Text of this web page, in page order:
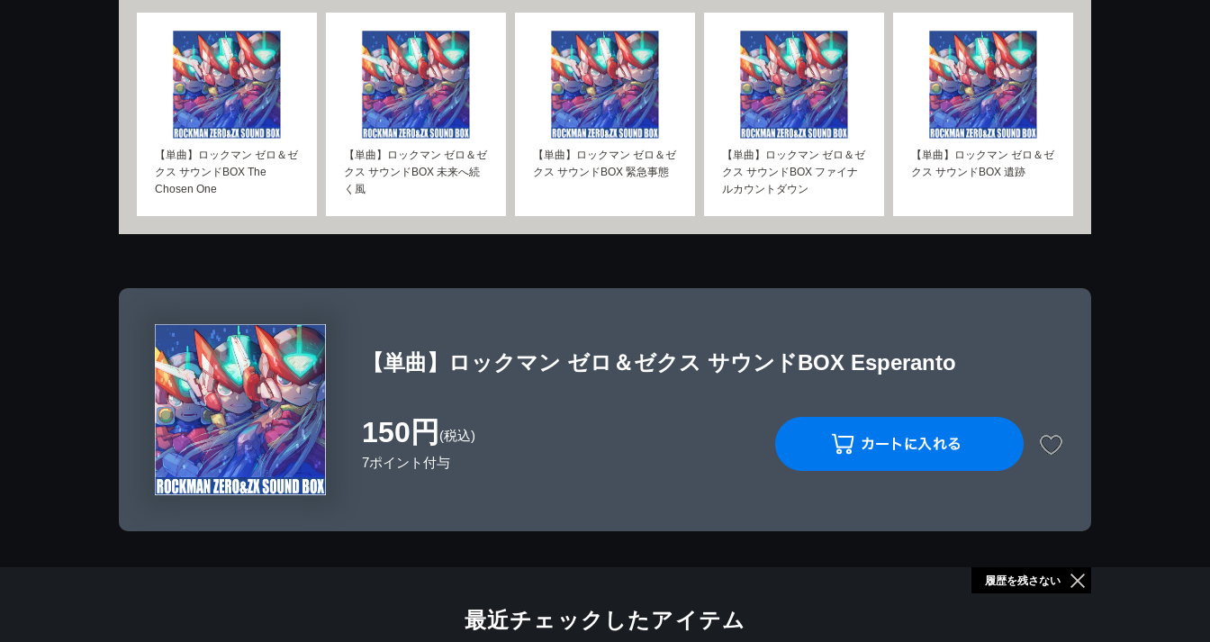
【単曲】ロックマン ゼロ＆ゼ
クス サウンドBOX The
Chosen One
【単曲】ロックマン ゼロ＆ゼ
クス サウンドBOX 未来へ続
く風
【単曲】ロックマン ゼロ＆ゼ
クス サウンドBOX 緊急事態
【単曲】ロックマン ゼロ＆ゼ
クス サウンドBOX ファイナ
ルカウントダウン
【単曲】ロックマン ゼロ＆ゼ
クス サウンドBOX 遺跡
【単曲】ロックマン ゼロ＆ゼクス サウンドBOX Esperanto
150円 (税込)
7ポイント付与
最近チェックしたアイテム
履歴を残さない